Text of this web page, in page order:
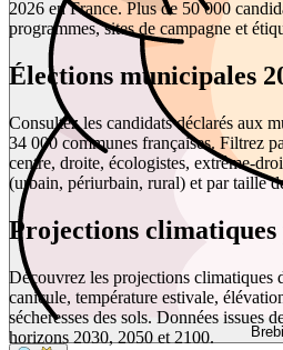
2026 en France. Plus de 50 000
programmes, sites de campagne et
Élections municipales
Consultez les candidats déclarés aux
34 000 communes françaises. Filtrez
centre, droite, écologistes, extrême-
(urbain, périurbain, rural) et par taille
Projections climatiques
Découvrez les projections climatiques
canicule, température estivale,
sécheresses des sols. Données issues
horizons 2030, 2050 et 2100.